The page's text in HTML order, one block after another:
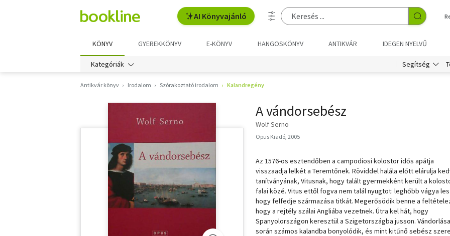
AI Könyvajánló
KÖNYV GYEREKKÖNYV E-KÖNYV HANGOSKÖNYV ANTIKVÁR IDEGEN NYELVŰ
Kategóriák Segítség
Antikvár könyv Irodalom Szórakoztató irodalom Kalandregény
A vándorsebész
Wolf Serno
Opus Kiadó, 2005
Az 1576-os esztendőben a campodiosi kolostor idős apátja
visszaadja lelkét a Teremtőnek. Röviddel halála előtt elárulja
tanítványának, Vitusnak, hogy talált gyermekként került a
falai közé. Vitus ettől fogva nem talál nyugtot: leghőbb vágya
hogy felfedje származása titkát. Megerősödik benne a
hogy a rejtély szálai Angliába vezetnek. Útra kel hát, hogy
Spanyolországon keresztül a Szigetországba jusson. Vándorlása
során számos kalandba bonyolódik, és mint kitűnő sebész